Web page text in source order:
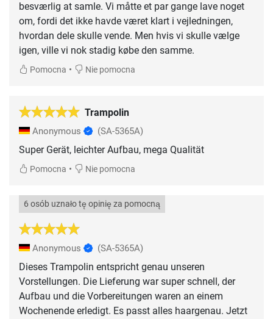
besværlig at samle. Vi måtte et par gange lave noget
om, fordi det ikke havde været klart i vejledningen,
hvordan dele skulle vende. Men hvis vi skulle vælge
igen, ville vi nok stadig købe den samme.
Pomocna • Nie pomocna
Trampolin
Anonymous (SA-5365A)
Super Gerät, leichter Aufbau, mega Qualität
Pomocna • Nie pomocna
6 osób uznało tę opinię za pomocną
Anonymous (SA-5365A)
Dieses Trampolin entspricht genau unseren
Vorstellungen. Die Lieferung war super schnell, der
Aufbau und die Vorbereitungen waren an einem
Wochenende erledigt. Es passt alles haargenau. Jetzt